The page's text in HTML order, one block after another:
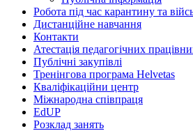
Робота під час карантину та
Дистанційне навчання
Контакти
Атестація педагогічних
Публічні закупівлі
Тренінгова програма Helvetas
Кваліфікаційни центр
Міжнародна співпраця
EdUР
Розклад занять